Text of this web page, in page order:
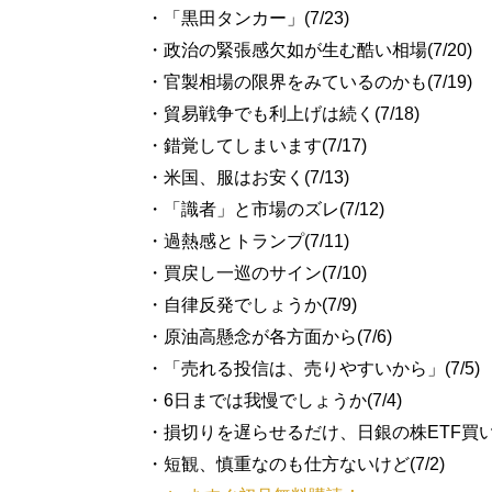
・「黒田タンカー」(7/23)
・政治の緊張感欠如が生む酷い相場(7/20)
・官製相場の限界をみているのかも(7/19)
・貿易戦争でも利上げは続く(7/18)
・錯覚してしまいます(7/17)
・米国、服はお安く(7/13)
・「識者」と市場のズレ(7/12)
・過熱感とトランプ(7/11)
・買戻し一巡のサイン(7/10)
・自律反発でしょうか(7/9)
・原油高懸念が各方面から(7/6)
・「売れる投信は、売りやすいから」(7/5)
・6日までは我慢でしょうか(7/4)
・損切りを遅らせるだけ、日銀の株ETF買
・短観、慎重なのも仕方ないけど(7/2)